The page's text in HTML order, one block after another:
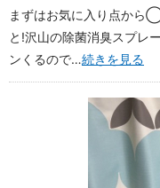
まずはお気に入り点から
と!沢山の除菌消臭スプレ
ンくるので…続きを見る